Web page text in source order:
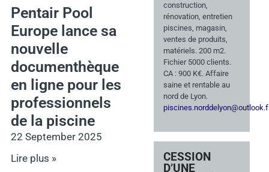
Pentair Pool
Europe lance sa
nouvelle
documenthèque
en ligne pour les
professionnels
de la piscine
22 September 2025
Lire plus »
construction,
rénovation, entretien
piscines, magasin,
ventes de produits,
matériels. 200 m2.
Fichier 5000 clients.
CA : 900 K€. Affaire
saine et rentable au
nord de Lyon.
CESSION
D’UNE